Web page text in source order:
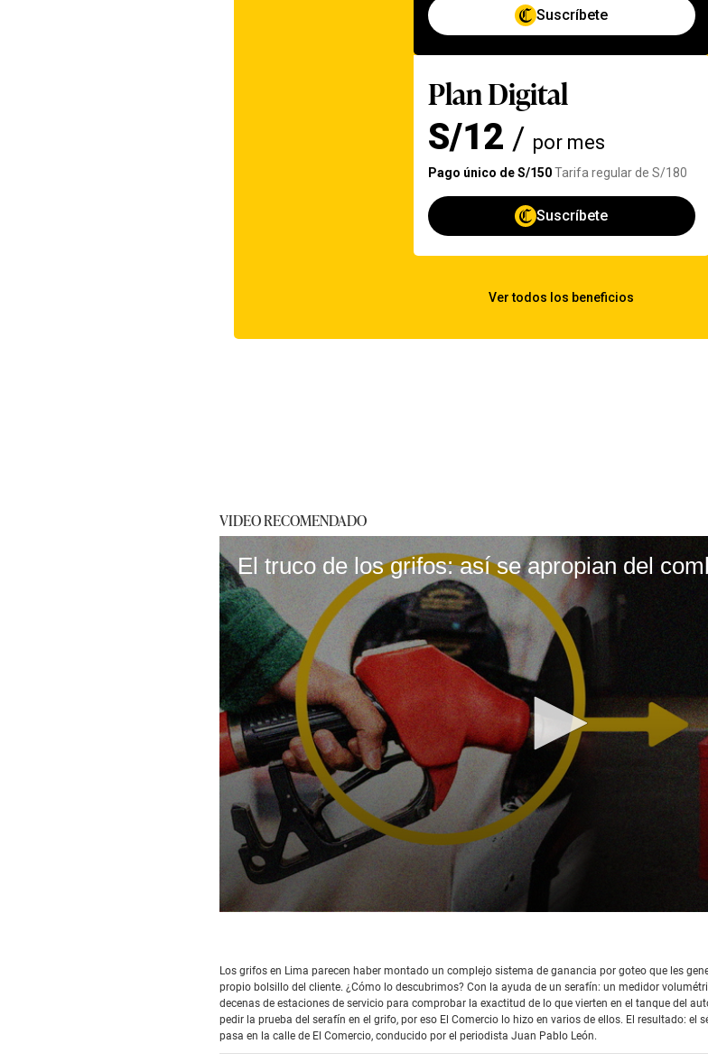
VIDEO RECOMENDADO
minutes,
19
secondsVolume
90%
Los grifos en Lima parecen haber montado un complejo sistema de ganancia por goteo que les
propio bolsillo del cliente. ¿Cómo lo descubrimos? Con la ayuda de un serafín: un medidor
decenas de estaciones de servicio para comprobar la exactitud de lo que vierten en el tanque del
pedir la prueba del serafín en el grifo, por eso El Comercio lo hizo en varios de ellos. El resultado: el
pasa en la calle de El Comercio, conducido por el periodista Juan Pablo León.